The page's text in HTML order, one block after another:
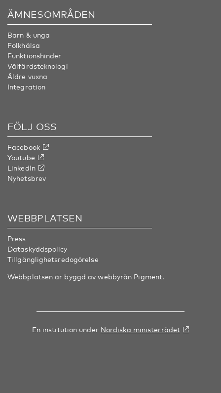
ÄMNESOMRÅDEN
Barn & unga
Folkhälsa
Funktionshinder
Välfärdsteknologi
Äldre vuxna
Integration
FÖLJ OSS
Facebook
Youtube
LinkedIn
Nyhetsbrev
WEBBPLATSEN
Press
Dataskyddspolicy
Tillgänglighetsredogörelse
Webbplatsen är byggd av webbyrån Pigment.
En institution under Nordiska ministerrådet